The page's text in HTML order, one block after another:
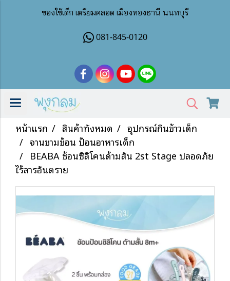
ของใช้เด็ก เตรียมคลอด เมืองทองธานี นนทบุรี
081-845-0120
หน้าแรก สินค้าทั้งหมด
อุปกรณ์กินข้าวเด็ก
จานชามช้อน ป้อนอาหารเด็ก
BEABA ช้อนซิลิโคนด้ามสั้น 2st Stage ปลอดภัย
ไร้สารอันตราย